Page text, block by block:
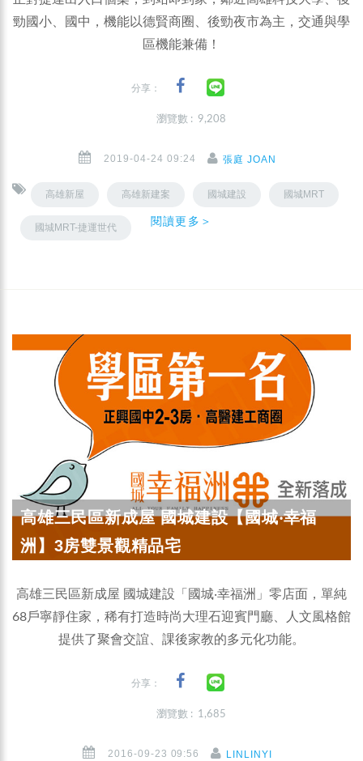
勁國小、國中，機能以德賢商圈、後勁夜市為主，交通與學
區機能兼備！
分享：
瀏覽數 : 9,208
2019-04-24 09:24 張庭 JOAN
高雄新屋 高雄新建案 國城建設 國城MRT
國城MRT-捷運世代 閱讀更多＞
高雄三民區新成屋 國城建設【國城‧幸福
洲】3房雙景觀精品宅
高雄三民區新成屋 國城建設「國城‧幸福洲」零店面，單純
68戶寧靜住家，稀有打造時尚大理石迎賓門廳、人文風格館
提供了聚會交誼、課後家教的多元化功能。
分享：
瀏覽數 : 1,685
2016-09-23 09:56 LINLINYI